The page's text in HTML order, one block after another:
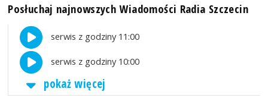
Posłuchaj najnowszych Wiadomości Radia Szczecin
serwis z godziny 11:00
serwis z godziny 10:00
pokaż więcej